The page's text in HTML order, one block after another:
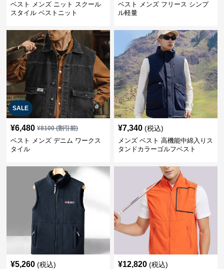
ベスト メンズ ニット スクール
スタイル ベストニット
ベスト メンズ フリース シンプ
ル軽量
SALE
¥6,480 ¥8100(割引前)
ベスト メンズ デニム ワークス
タイル
¥7,340 (税込)
メンズ ベスト 高機能中綿入りス
タンドカラーゴルフベスト
¥5,260 (税込) ¥12,820 (税込)